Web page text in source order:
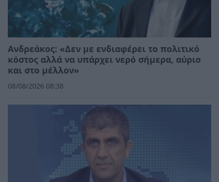
Ανδρεάκος: «Δεν με ενδιαφέρει το πολιτικό
κόστος αλλά να υπάρχει νερό σήμερα, αύριο
και στο μέλλον»
08/08/2026 08:38